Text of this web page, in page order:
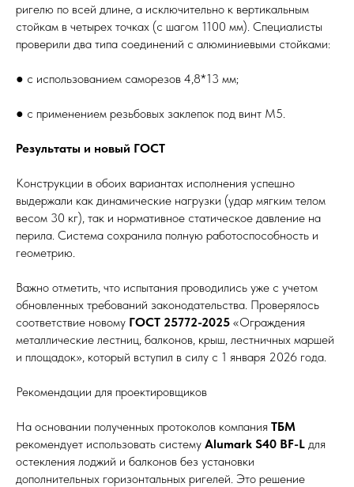
ригелю по всей длине, а исключительно к вертикальным
стойкам в четырех точках (с шагом 1100 мм). Специалисты
проверили два типа соединений с алюминиевыми стойками:
● с использованием саморезов 4,8*13 мм;
● с применением резьбовых заклепок под винт М5.
Результаты и новый ГОСТ
Конструкции в обоих вариантах исполнения успешно
выдержали как динамические нагрузки (удар мягким телом
весом 30 кг), так и нормативное статическое давление на
перила. Система сохранила полную работоспособность и
геометрию.
Важно отметить, что испытания проводились уже с учетом
обновленных требований законодательства. Проверялось
соответствие новому ГОСТ 25772-2025 «Ограждения
металлические лестниц, балконов, крыш, лестничных маршей
и площадок», который вступил в силу с 1 января 2026 года.
Рекомендации для проектировщиков
На основании полученных протоколов компания ТБМ
рекомендует использовать систему Alumark S40 BF-L для
остекления лоджий и балконов без установки
дополнительных горизонтальных ригелей. Это решение